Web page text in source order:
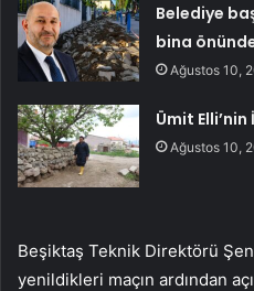
Belediye
bina
Ağustos 10,
Ümit
Ağustos 10,
Beşiktaş Teknik Direktörü
yenildikleri maçın ardından